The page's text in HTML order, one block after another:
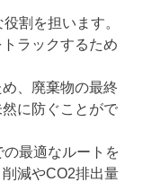
割を担います。
ラックするため
、廃棄物の最終
に防ぐことがで
最適なルートを
減やCO2排出量